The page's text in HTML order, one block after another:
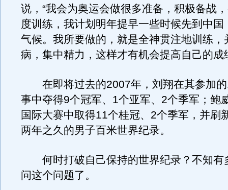
说，“我会为奥运会做很多准备，积极备战
度训练，我计划明年提早一些时候先到中国
气候。我所要做的，就是全神贯注地训练，
病，集中精力，这样才有机会提高自己的成
在即将过去的2007年，刘翔在其参加的
事中夺得9个冠军、1个亚军、2个季军；鲍
国际大赛中取得11个桂冠、2个季军，并刷
两年之久的男子百米世界纪录。
何时打破自己保持的世界纪录？不知有
问这个问题了。